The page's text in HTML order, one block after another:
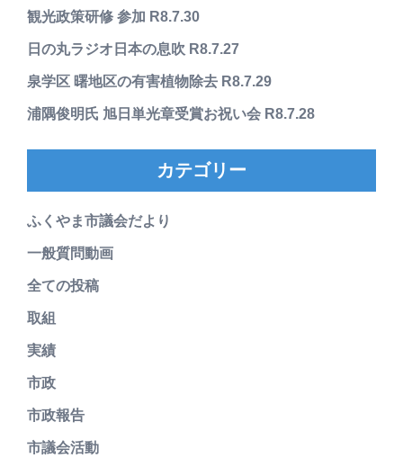
観光政策研修 参加 R8.7.30
日の丸ラジオ日本の息吹 R8.7.27
泉学区 曙地区の有害植物除去 R8.7.29
浦隅俊明氏 旭日単光章受賞お祝い会 R8.7.28
カテゴリー
ふくやま市議会だより
一般質問動画
全ての投稿
取組
実績
市政
市政報告
市議会活動